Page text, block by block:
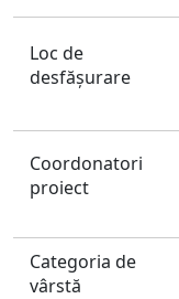
Loc de
desfăşurare
Coordonatori
proiect
Categoria de
vârstă